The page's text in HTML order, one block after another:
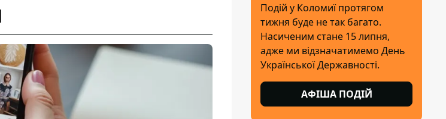
Подій у Коломиї протягом
тижня буде не так багато.
Насиченим стане 15 липня,
адже ми відзначатимемо День
Української Державності.
АФІША ПОДІЙ